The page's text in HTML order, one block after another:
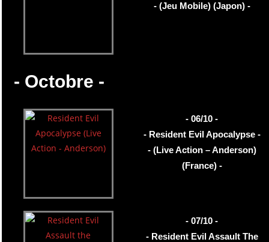
- (Jeu Mobile) (Japon) -
- Octobre -
- 06/10 -
- Resident Evil Apocalypse -
- (Live Action – Anderson)
(France) -
- 07/10 -
- Resident Evil Assault The